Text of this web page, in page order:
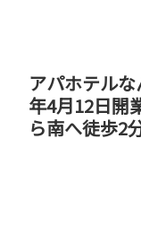
アパホテル
年4月12日開
ら南へ徒歩2